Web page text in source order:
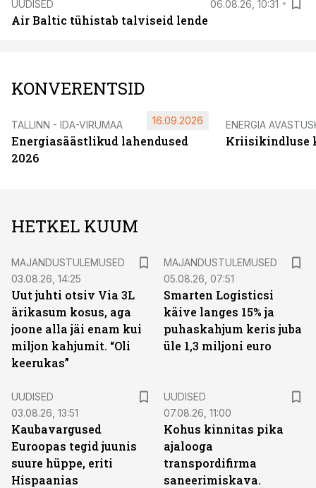
UUDISED 06.08.26, 10:31
Air Baltic tühistab talviseid lende
KONVERENTSID
TALLINN - IDA-VIRUMAA
Energiasäästlikud lahendused
2026
16.09.2026 ENERGIA
Kriisikindluse
HETKEL KUUM
MAJANDUSTULEMUSED
03.08.26, 14:25
Uut juhti otsiv Via 3L
ärikasum kosus, aga
joone alla jäi enam kui
miljon kahjumit. “Oli
keerukas”
MAJANDUSTULEMUSED
05.08.26, 07:51
Smarten Logisticsi
käive langes 15% ja
puhaskahjum keris juba
üle 1,3 miljoni euro
UUDISED
03.08.26, 13:51
Kaubavargused
Euroopas tegid juunis
suure hüppe, eriti
Hispaanias
UUDISED
07.08.26, 11:00
Kohus kinnitas pika
ajalooga
transpordifirma
saneerimiskava.